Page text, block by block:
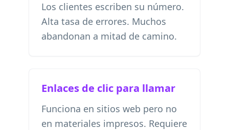
Los clientes escriben su número.
Alta tasa de errores. Muchos
abandonan a mitad de camino.
Enlaces de clic para llamar
Funciona en sitios web pero no
en materiales impresos. Requiere